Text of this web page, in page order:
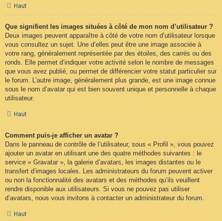
Haut
Que signifient les images situées à côté de mon nom d’utilisateur ?
Deux images peuvent apparaître à côté de votre nom d’utilisateur lorsque
vous consultez un sujet. Une d’elles peut être une image associée à
votre rang, généralement représentée par des étoiles, des carrés ou des
ronds. Elle permet d’indiquer votre activité selon le nombre de messages
que vous avez publié, ou permet de différencier votre statut particulier sur
le forum. L’autre image, généralement plus grande, est une image connue
sous le nom d’avatar qui est bien souvent unique et personnelle à chaque
utilisateur.
Haut
Comment puis-je afficher un avatar ?
Dans le panneau de contrôle de l’utilisateur, sous « Profil », vous pouvez
ajouter un avatar en utilisant une des quatre méthodes suivantes : le
service « Gravatar », la galerie d’avatars, les images distantes ou le
transfert d’images locales. Les administrateurs du forum peuvent activer
ou non la fonctionnalité des avatars et des méthodes qu’ils veuillent
rendre disponible aux utilisateurs. Si vous ne pouvez pas utiliser
d’avatars, nous vous invitons à contacter un administrateur du forum.
Haut